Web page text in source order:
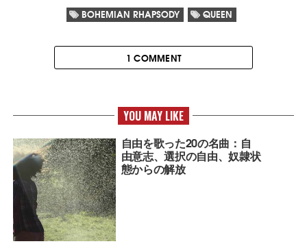
BOHEMIAN RHAPSODY QUEEN
1 COMMENT
YOU MAY LIKE
自由を歌った20の名曲：自
由意志、選択の自由、奴隷状
態からの解放